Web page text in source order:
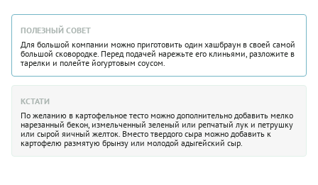
ПОЛЕЗНЫЙ СОВЕТ
Для большой компании можно приготовить один хашбраун в своей самой
большой сковородке. Перед подачей нарежьте его клиньями, разложите в
тарелки и полейте йогуртовым соусом.
КСТАТИ
По желанию в картофельное тесто можно дополнительно добавить мелко
нарезанный бекон, измельченный зеленый или репчатый лук и петрушку
или сырой яичный желток. Вместо твердого сыра можно добавить к
картофелю размятую брынзу или молодой адыгейский сыр.